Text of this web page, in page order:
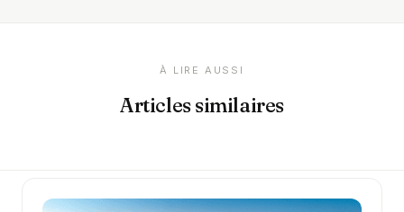
À LIRE AUSSI
Articles similaires